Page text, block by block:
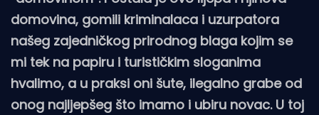
domovina, gomili kriminalaca i uzurpatora
našeg zajedničkog prirodnog blaga kojim se
mi tek na papiru i turističkim sloganima
hvalimo, a u praksi oni šute, ilegalno grabe od
onog najljepšeg što imamo i ubiru novac. U toj